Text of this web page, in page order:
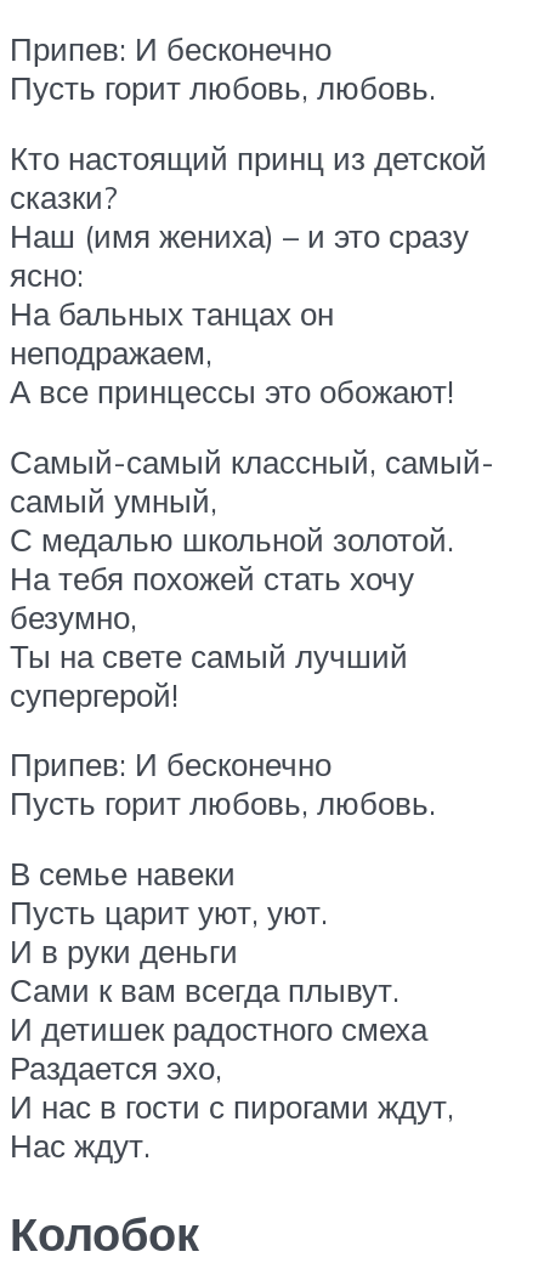
Припев: И бесконечно
Пусть горит любовь, любовь.
Кто настоящий принц из детской
сказки?
Наш (имя жениха) – и это сразу
ясно:
На бальных танцах он
неподражаем,
А все принцессы это обожают!
Самый-самый классный, самый-
самый умный,
С медалью школьной золотой.
На тебя похожей стать хочу
безумно,
Ты на свете самый лучший
супергерой!
Припев: И бесконечно
Пусть горит любовь, любовь.
В семье навеки
Пусть царит уют, уют.
И в руки деньги
Сами к вам всегда плывут.
И детишек радостного смеха
Раздается эхо,
И нас в гости с пирогами ждут,
Нас ждут.
Колобок